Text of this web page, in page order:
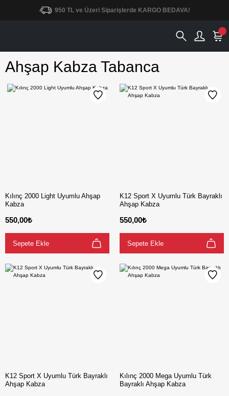
950 TL ve Üzeri Siparişlerde KARGO BEDAVA!
Ahşap Kabza Tabanca
Kılınç 2000 Light Uyumlu Ahşap
Kabza
550,00₺
Sepete Ekle
K12 Sport X Uyumlu Türk Bayraklı
Ahşap Kabza
550,00₺
Sepete Ekle
K12 Sport X Uyumlu Türk Bayraklı
Ahşap Kabza
Kılınç 2000 Mega Uyumlu Türk
Bayraklı Ahşap Kabza